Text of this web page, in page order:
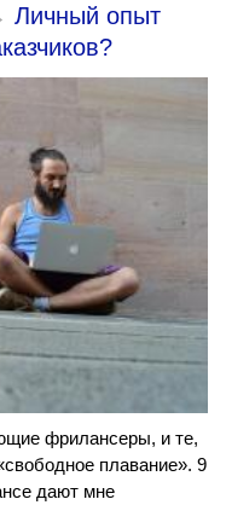
Личный опыт
фрилансеры, и те,
плавание». 9
дают мне